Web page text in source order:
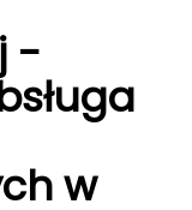
-
w